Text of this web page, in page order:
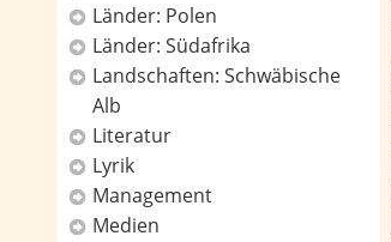
Länder: Polen
Länder: Südafrika
Landschaften: Schwäbische
Alb
Literatur
Lyrik
Management
Medien